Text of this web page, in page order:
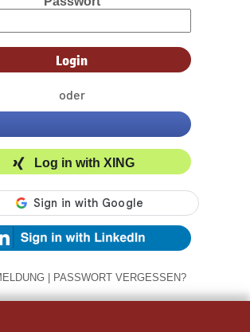
oder
Log in with XING
| PASSWORT VERGESSEN?